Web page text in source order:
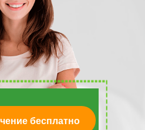
бесплатно